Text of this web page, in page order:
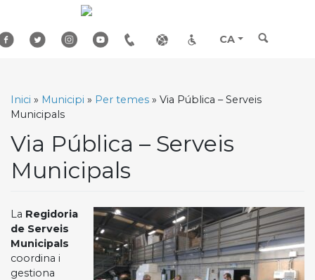
content
CA
Inici » Municipi » Per temes » Via Pública – Serveis
Municipals
Via Pública – Serveis
Municipals
La Regidoria
de Serveis
Municipals
coordina i
gestiona